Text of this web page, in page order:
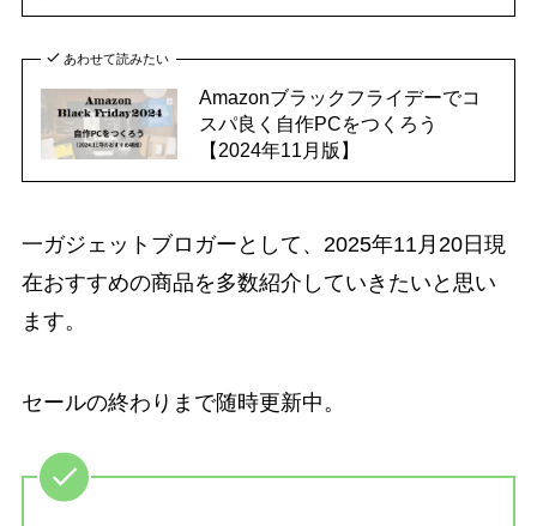
あわせて読みたい
Amazonブラックフライデーでコ
スパ良く自作PCをつくろう
【2024年11月版】
一ガジェットブロガーとして、2025年11月20日現
在おすすめの商品を多数紹介していきたいと思い
ます。
セールの終わりまで随時更新中。